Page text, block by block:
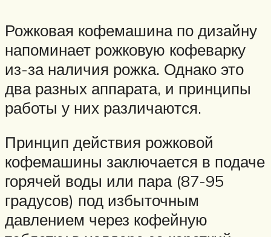
Рожковая кофемашина по дизайну
напоминает рожковую кофеварку
из-за наличия рожка. Однако это
два разных аппарата, и принципы
работы у них различаются.
Принцип действия рожковой
кофемашины заключается в подаче
горячей воды или пара (87-95
градусов) под избыточным
давлением через кофейную